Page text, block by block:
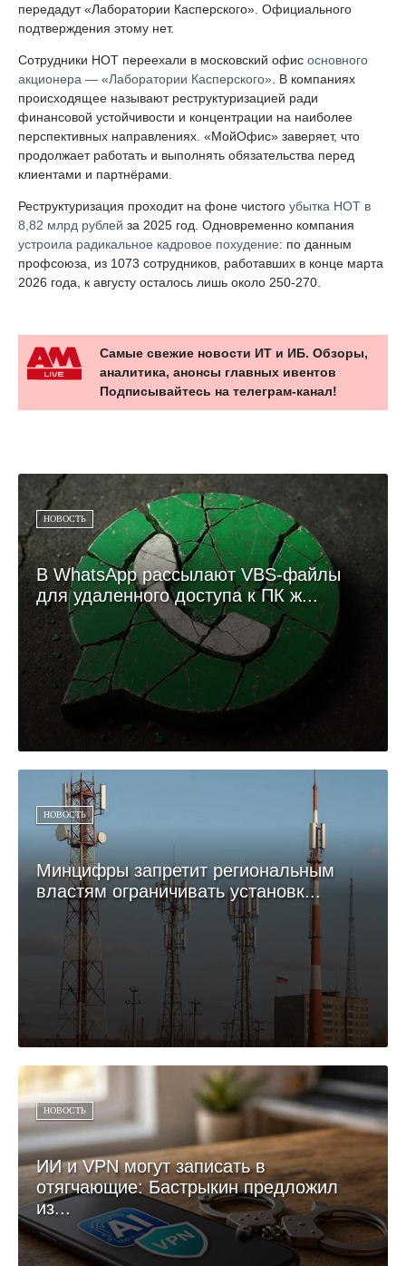
передадут «Лаборатории Касперского». Официального
подтверждения этому нет.
Сотрудники НОТ переехали в московский офис основного
акционера — «Лаборатории Касперского» . В компаниях
происходящее называют реструктуризацией ради
финансовой устойчивости и концентрации на наиболее
перспективных направлениях. «МойОфис» заверяет, что
продолжает работать и выполнять обязательства перед
клиентами и партнёрами.
Реструктуризация проходит на фоне чистого убытка НОТ в
8,82 млрд рублей за 2025 год. Одновременно компания
устроила радикальное кадровое похудение: по данным
профсоюза, из 1073 сотрудников, работавших в конце марта
2026 года, к августу осталось лишь около 250-270.
Самые свежие новости ИТ и ИБ. Обзоры,
аналитика, анонсы главных ивентов
Подписывайтесь на телеграм-канал!
НОВОСТЬ
В WhatsApp рассылают VBS-файлы
для удаленного доступа к ПК ж...
НОВОСТЬ
Минцифры запретит региональным
властям ограничивать установк...
НОВОСТЬ
ИИ и VPN могут записать в
отягчающие: Бастрыкин предложил
из...